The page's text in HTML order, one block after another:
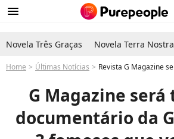
menu
Novela Três Graças Novela Terra Nostra
Home Últimas Notícias Revista G Magazine será tema de documentário
G Magazine será
documentário da